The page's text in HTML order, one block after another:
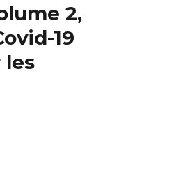
2,
19
les